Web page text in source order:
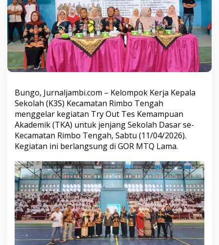
b
o
T
e
n
g
a
h
G
l
r
T
r
y
O
u
t
T
K
A
J
e
n
j
a
n
Bungo, Jurnaljambi.com – Kelompok Kerja Kepala
Sekolah (K3S) Kecamatan Rimbo Tengah
menggelar kegiatan Try Out Tes Kemampuan
Akademik (TKA) untuk jenjang Sekolah Dasar se-
Kecamatan Rimbo Tengah, Sabtu (11/04/2026).
Kegiatan ini berlangsung di GOR MTQ Lama.